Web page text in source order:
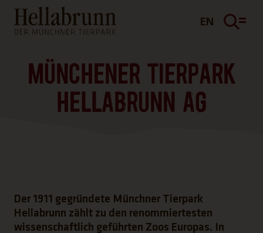
Hauptinhalt
Fußbereich
EN
MÜNCHENER TIERPARK
HELLABRUNN AG
Der 1911 gegründete Münchner Tierpark
Hellabrunn zählt zu den renommiertesten
wissenschaftlich geführten Zoos Europas. In